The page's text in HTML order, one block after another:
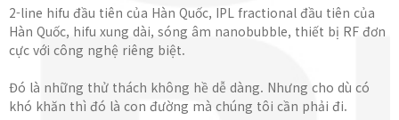
2-line hifu đầu tiên của Hàn Quốc, IPL fractional đầu tiên của
Hàn Quốc, hifu xung dài, sóng âm nanobubble, thiết bị RF đơn
cực với công nghệ riêng biệt.
Đó là những thử thách không hề dễ dàng. Nhưng cho dù có
khó khăn thì đó là con đường mà chúng tôi cần phải đi.